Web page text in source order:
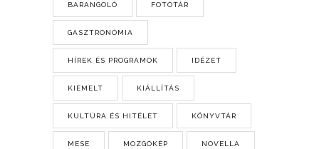
BARANGOLÓ FOTÓTÁR
GASZTRONÓMIA
HÍREK ÉS PROGRAMOK IDÉZET
KIEMELT KIÁLLÍTÁS
KULTÚRA ÉS HITÉLET KÖNYVTÁR
MESE MOZGÓKÉP NOVELLA